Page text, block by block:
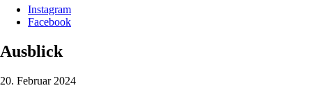
Instagram
Facebook
Ausblick
20. Februar 2024